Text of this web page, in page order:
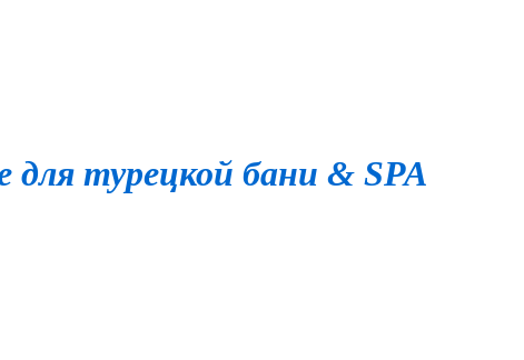
турецкой бани & SPA